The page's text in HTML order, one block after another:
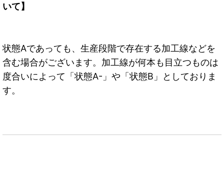
いて】
状態Aであっても、生産段階で存在する加工線などを
含む場合がございます。加工線が何本も目立つものは
度合いによって「状態A-」や「状態B」としておりま
す。